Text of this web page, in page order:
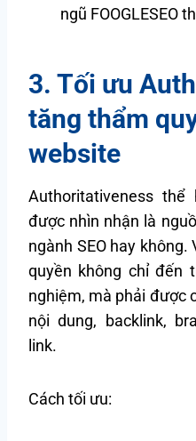
ngũ FOOGLESEO
3. Tối ưu
tăng thẩm
website
Authoritativeness thể
được nhìn nhận là
ngành SEO hay không.
quyền không chỉ đến
nghiệm, mà phải được
nội dung, backlink,
link.
Cách tối ưu: